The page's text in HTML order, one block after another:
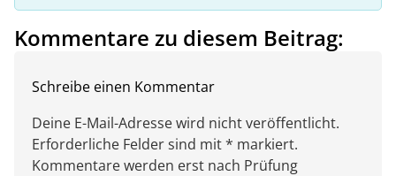
Kommentare zu diesem Beitrag:
Schreibe einen Kommentar
Deine E-Mail-Adresse wird nicht veröffentlicht.
Erforderliche Felder sind mit * markiert.
Kommentare werden erst nach Prüfung